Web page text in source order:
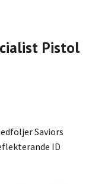
Pistol
Saviors
ID